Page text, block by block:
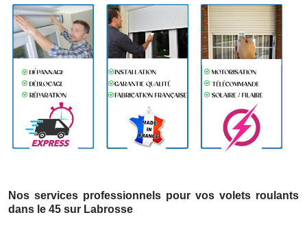
Nos services professionnels pour vos volets roulants
dans le 45 sur Labrosse